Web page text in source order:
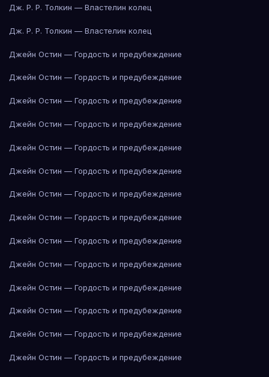
Дж. Р. Р. Толкин — Властелин колец
Дж. Р. Р. Толкин — Властелин колец
Джейн Остин — Гордость и предубеждение
Джейн Остин — Гордость и предубеждение
Джейн Остин — Гордость и предубеждение
Джейн Остин — Гордость и предубеждение
Джейн Остин — Гордость и предубеждение
Джейн Остин — Гордость и предубеждение
Джейн Остин — Гордость и предубеждение
Джейн Остин — Гордость и предубеждение
Джейн Остин — Гордость и предубеждение
Джейн Остин — Гордость и предубеждение
Джейн Остин — Гордость и предубеждение
Джейн Остин — Гордость и предубеждение
Джейн Остин — Гордость и предубеждение
Джейн Остин — Гордость и предубеждение